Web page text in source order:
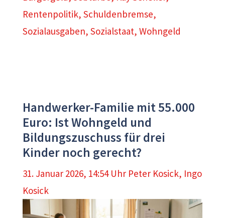
Rentenpolitik, Schuldenbremse,
Sozialausgaben, Sozialstaat, Wohngeld
Handwerker-Familie mit 55.000
Euro: Ist Wohngeld und
Bildungszuschuss für drei
Kinder noch gerecht?
31. Januar 2026, 14:54 Uhr Peter Kosick, Ingo
Kosick